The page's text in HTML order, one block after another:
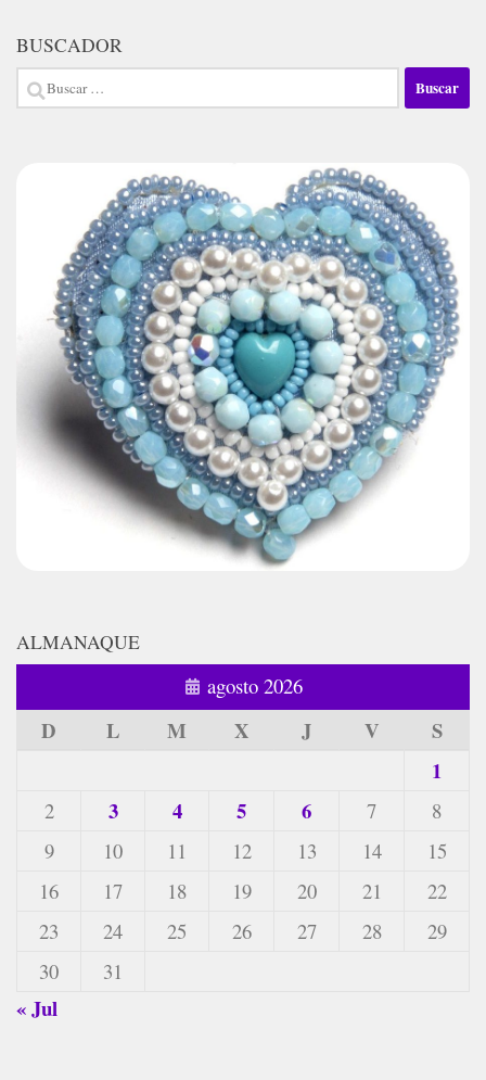
BUSCADOR
Buscar:
ALMANAQUE
agosto 2026
D L M X J V
S
1
2 3 4 5 6 7
8
9
10 11 12 13 14
15
16
17 18 19 20 21
22
23
24 25 26 27 28
29
30
31
« Jul